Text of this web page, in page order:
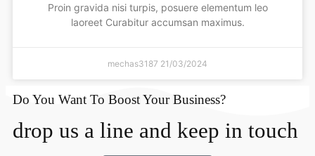
Proin gravida nisi turpis, posuere elementum leo
laoreet Curabitur accumsan maximus.
mechas3187 21/03/2024
Do You Want To Boost Your Business?
drop us a line and keep in touch